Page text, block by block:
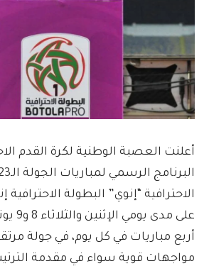
أعلنت العصبة الوطنية لكرة القدم
الاحترافية “إنوي” البطولة
على
أربع مباريات في كل يوم، في جولة
مواجهات قوية سواء في مقدمة